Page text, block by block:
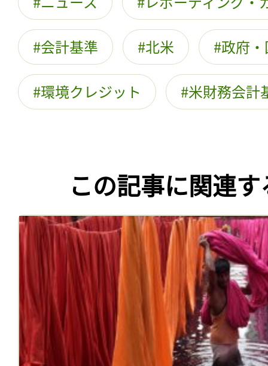
会計基準 北米 政府
環境クレジット 米財務会計
この記事に関連